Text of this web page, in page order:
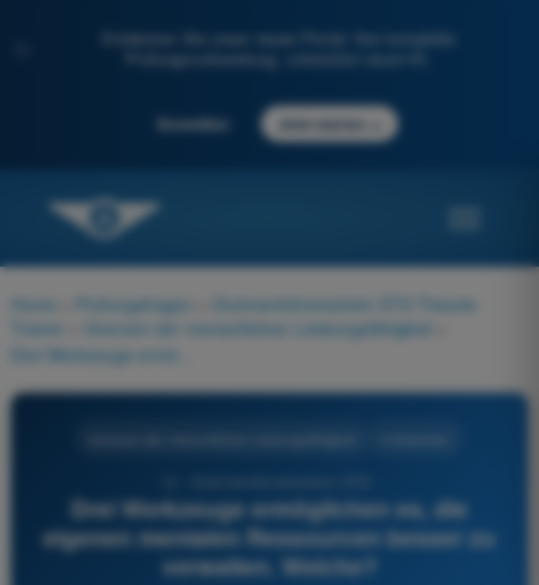
Entdecken Sie unser neues Portal: Ihre komplette
Prüfungsvorbereitung, unterstützt durch KI.
Anmelden Jetzt starten
Home Prüfungsfragen
Drohnenführerschein STS Theorie-
Trainer
Grenzen der menschlichen Leistungsfähigkeit
Drei Werkzeuge ermöglichen es, die
eigenen mentalen Ressourcen besser zu
verwalten. Welche?